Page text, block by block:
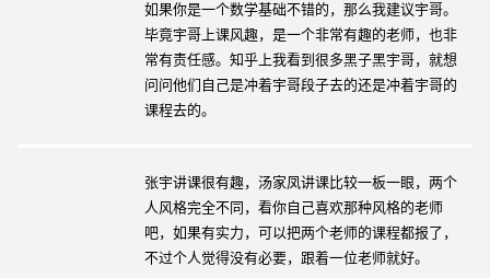
如果你是一个数学基础不错的，那么我建议宇哥。
毕竟宇哥上课风趣，是一个非常有趣的老师，也非
常有责任感。知乎上我看到很多黑子黑宇哥，就想
问问他们自己是冲着宇哥段子去的还是冲着宇哥的
课程去的。
张宇讲课很有趣，汤家凤讲课比较一板一眼，两个
人风格完全不同，看你自己喜欢那种风格的老师
吧，如果有实力，可以把两个老师的课程都报了，
不过个人觉得没有必要，跟着一位老师就好。